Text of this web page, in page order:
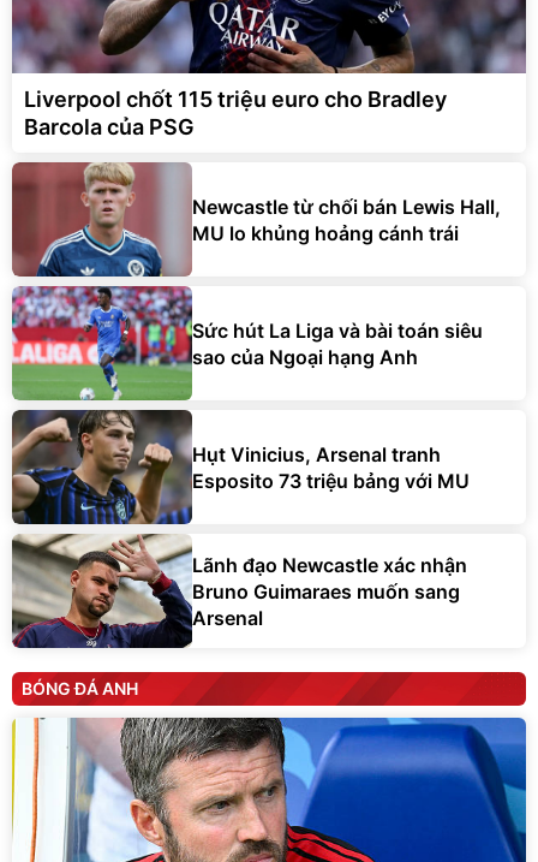
Liverpool chốt 115 triệu euro cho Bradley
Barcola của PSG
Newcastle từ chối bán Lewis Hall,
MU lo khủng hoảng cánh trái
Sức hút La Liga và bài toán siêu
sao của Ngoại hạng Anh
Hụt Vinicius, Arsenal tranh
Esposito 73 triệu bảng với MU
Lãnh đạo Newcastle xác nhận
Bruno Guimaraes muốn sang
Arsenal
BÓNG ĐÁ ANH